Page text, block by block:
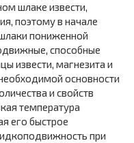
шлаке извести,
поэтому в начале
пониженной
способные
извести, магнезита и
основности
и свойств
температура
его быстрое
при